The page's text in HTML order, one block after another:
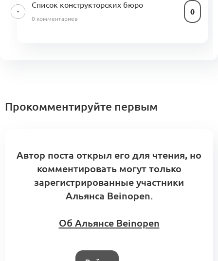
Список конструкторских бюро
0
0 комментариев
Прокомментируйте первым
Автор поста открыл его для чтения, но
комментировать могут только
зарегистрированные участники
Альянса Beinopen.
Об Альянсе Beinopen